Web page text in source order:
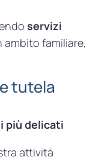
servizi
ambito familiare,
tutela
più delicati
attività